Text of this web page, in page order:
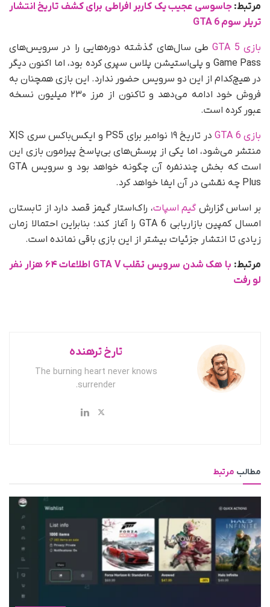
مرتبط:جاسوسی عجیب یک کاربر افراطی برای کشف تاریخ انتشار
تریلر سوم GTA 6
بازی GTA 5
طی سال‌های گذشته دوره‌هایی را در سرویس‌های
Game Pass و پلی‌استیشن پلاس سپری کرده بود، اما اکنون دیگر
در هیچ‌کدام از این دو سرویس حضور ندارد. این بازی همچنان به
فروش خود ادامه می‌دهد و تاکنون از مرز ۲۳۰ میلیون نسخه
عبور کرده است.
بازی GTA 6
در تاریخ ۱۹ نوامبر برای PS5 و ایکس‌باکس سری X|S
منتشر می‌شود، اما یکی از پرسش‌های بی‌پاسخ پیرامون بازی این
است که بخش چندنفره آن چگونه خواهد بود و سرویس GTA
Plus چه نقشی در آن ایفا خواهد کرد.
بر اساس گزارشگیم اسپات، راک‌استار گیمز قصد دارد از تابستان
امسال کمپین بازاریابی GTA 6 را آغاز کند؛ بنابراین احتمالا زمان
زیادی تا انتشار جزئیات بیشتر از این بازی باقی نمانده است.
مرتبط:
با هک شدن سرویس تقلب GTA V اطلاعات ۶۴ هزار نفر
لو رفت
تارخ ترهنده
The burning heart never knows
surrender.
مطالب مرتبط